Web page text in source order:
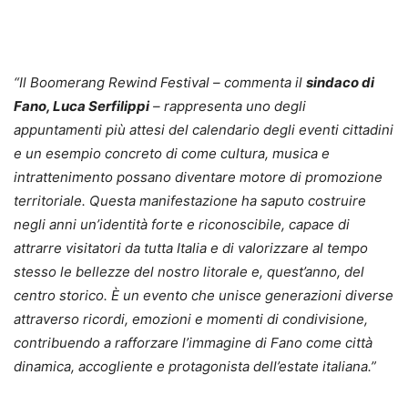
“Il Boomerang Rewind Festival – commenta il sindaco di
Fano, Luca Serfilippi– rappresenta uno degli
appuntamenti più attesi del calendario degli eventi cittadini
e un esempio concreto di come cultura, musica e
intrattenimento possano diventare motore di promozione
territoriale. Questa manifestazione ha saputo costruire
negli anni un’identità forte e riconoscibile, capace di
attrarre visitatori da tutta Italia e di valorizzare al tempo
stesso le bellezze del nostro litorale e, quest’anno, del
centro storico. È un evento che unisce generazioni diverse
attraverso ricordi, emozioni e momenti di condivisione,
contribuendo a rafforzare l’immagine di Fano come città
dinamica, accogliente e protagonista dell’estate italiana.”